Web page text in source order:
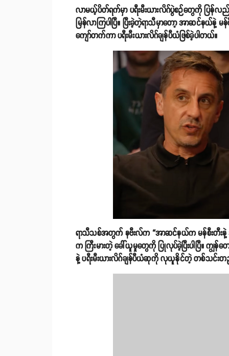
လာမယ့်ပိတ်ရက်မှာ ပရီးမီးယားလိဂ်ပွဲစဉ်တွေကို ပြန်လ
မြန်လာကြပါပြီ။ ပြီးခဲ့တဲ့ရာသီမှာတော့ အာဆင်နယ်နဲ့
ကျော်တက်ကာ ပရီးမီးယားလိဂ်ချန်ပီယံဖြစ်ခဲ့ပါတယ်။
ရာသီသစ်အတွက် နဗီးလ်က “အာဆင်နယ်က မန်စီးတီးနဲ့
က ကြီးမားတဲ့ ခေါ်ယူမှုတွေကို ပြုလုပ်ခဲ့ပြီးပါပြီ။
နဲ့ ပရီးမီးယားလိဂ်ချန်ပီယံဆုကို လုယူနိုင်တဲ့ တစ်သင်းတ